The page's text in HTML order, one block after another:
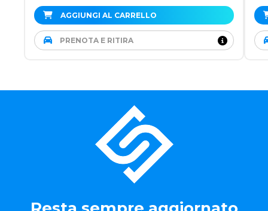
AGGIUNGI AL CARRELLO
PRENOTA E RITIRA